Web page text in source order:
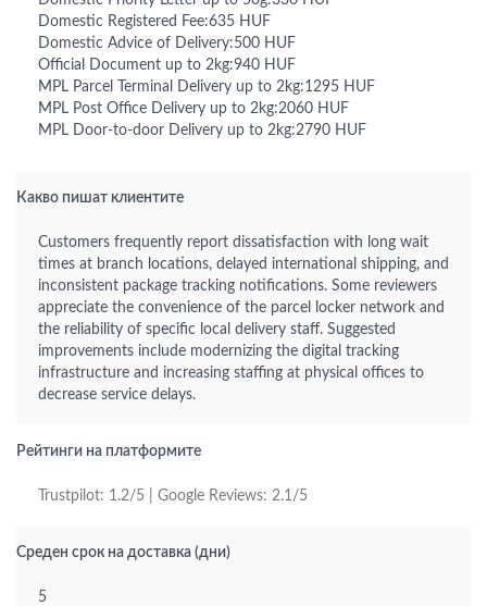
Domestic Registered Fee:635 HUF
Domestic Advice of Delivery:500 HUF
Official Document up to 2kg:940 HUF
MPL Parcel Terminal Delivery up to 2kg:1295 HUF
MPL Post Office Delivery up to 2kg:2060 HUF
MPL Door-to-door Delivery up to 2kg:2790 HUF
Какво пишат клиентите
Customers frequently report dissatisfaction with long wait
times at branch locations, delayed international shipping, and
inconsistent package tracking notifications. Some reviewers
appreciate the convenience of the parcel locker network and
the reliability of specific local delivery staff. Suggested
improvements include modernizing the digital tracking
infrastructure and increasing staffing at physical offices to
decrease service delays.
Рейтинги на платформите
Trustpilot: 1.2/5 | Google Reviews: 2.1/5
Среден срок на доставка (дни)
5